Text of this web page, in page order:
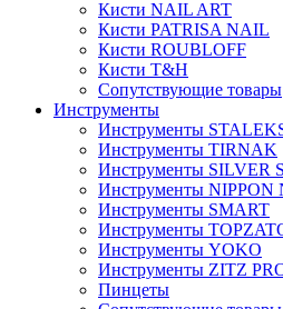
Кисти NAIL ART
Кисти PATRISA NAIL
Кисти ROUBLOFF
Кисти T&H
Сопутствующие товары
Инструменты
Инструменты
Инструменты TIRNAK
Инструменты SILVER
Инструменты NIPPON
Инструменты SMART
Инструменты
Инструменты YOKO
Инструменты ZITZ
Пинцеты